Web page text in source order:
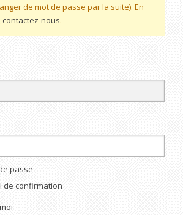
de mot de passe par la suite). En
contactez-nous.
passe
de confirmation